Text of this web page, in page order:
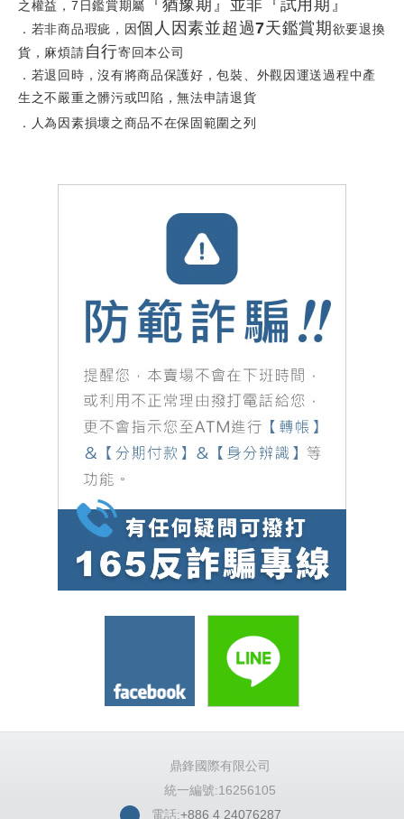
之權益，7日鑑賞期屬
『猶豫期』並非『試用期』
．若非商品瑕疵，因個人因素並超過7天鑑賞期欲要退換
貨，麻煩請自行寄回本公司
．若退回時，沒有將商品保護好，包裝、外觀因運送過程中產
生之不嚴重之髒污或凹陷，無法申請退貨
．人為因素損壞之商品不在保固範圍之列
鼎鋒國際有限公司
統一編號:16256105
電話:+886 4 24076287